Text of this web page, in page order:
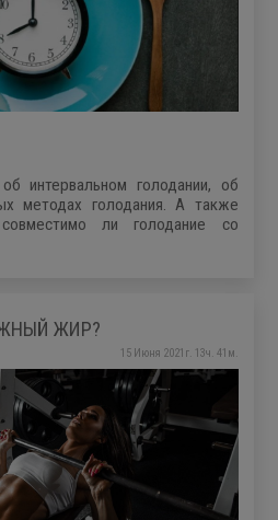
интервальном голодании, об
методах голодания. А также
ли голодание со
ЖИР?
15 Июня 2021г. 13ч. 41м.